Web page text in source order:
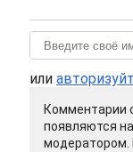
или
Комментарии
появляются
модератором.